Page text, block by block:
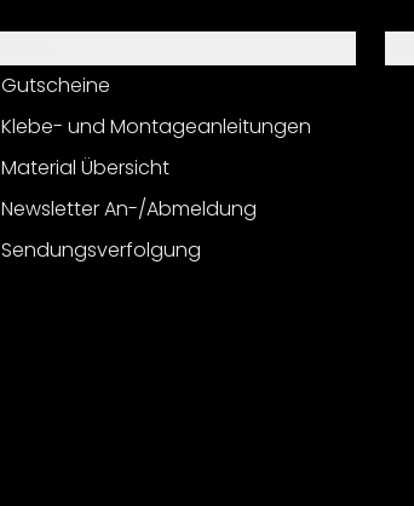
Gutscheine
Klebe- und Montageanleitungen
Material Übersicht
Newsletter An-/Abmeldung
Sendungsverfolgung